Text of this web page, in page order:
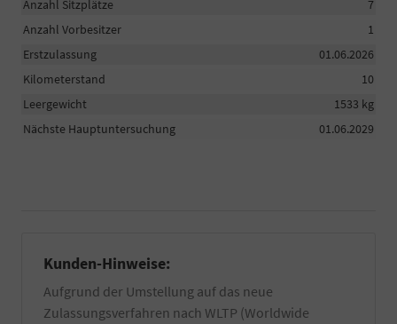
Anzahl Sitzplätze
7
Anzahl Vorbesitzer
1
Erstzulassung
01.06.2026
Kilometerstand
10
Leergewicht
1533 kg
Nächste Hauptuntersuchung
01.06.2029
Kunden-Hinweise:
Aufgrund der Umstellung auf das neue
Zulassungsverfahren nach WLTP (Worldwide